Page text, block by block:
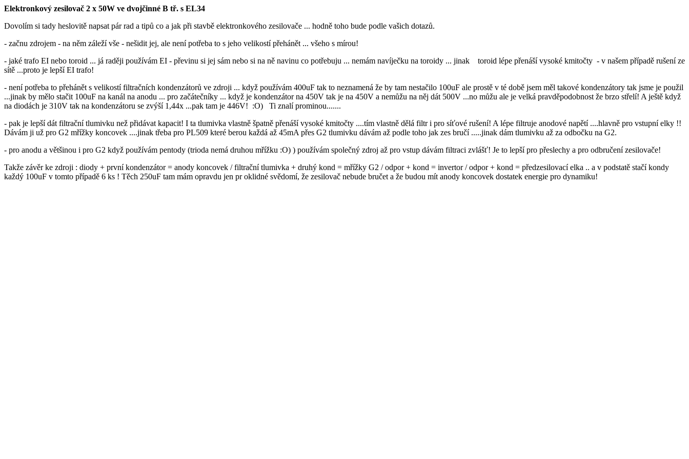
Elektronkový zesilovač 2 x 50W ve dvojčinné B tř. s EL34
Dovolím si tady heslovitě napsat pár rad a tipů co a jak při stavbě elektronkového zesilovače ... hodně toho bude podle vašich dotazů.
- začnu zdrojem - na něm záleží vše - nešidit jej, ale není potřeba to s jeho velikostí přehánět ... všeho s mírou!
- jaké trafo EI nebo toroid ... já raději používám EI - převinu si jej sám nebo si na ně navinu co potřebuju ... nemám navíječku na toroidy ... jinak toroid lépe přenáší vysoké kmitočty - v našem případě rušení ze
sítě ...proto je lepší EI trafo!
- není potřeba to přehánět s velikostí filtračních kondenzátorů ve zdroji ... když používám 400uF tak to neznamená že by tam nestačilo 100uF ale prostě v té době jsem měl takové kondenzátory tak jsme je použil
...jinak by mělo stačit 100uF na kanál na anodu ... pro začátečníky ... když je kondenzátor na 450V tak je na 450V a nemůžu na něj dát 500V ...no můžu ale je velká pravděpodobnost že brzo střelí! A ještě když
na diodách je 310V tak na kondenzátoru se zvýší 1,44x ...pak tam je 446V! :O) Ti znalí prominou.......
- pak je lepší dát filtrační tlumivku než přidávat kapacit! I ta tlumivka vlastně špatně přenáší vysoké kmitočty ....tím vlastně dělá filtr i pro síťové rušení! A lépe filtruje anodové napětí ....hlavně pro vstupní elky !!
Dávám ji už pro G2 mřížky koncovek ....jinak třeba pro PL509 které berou každá až 45mA přes G2 tlumivku dávám až podle toho jak zes bručí .....jinak dám tlumivku až za odbočku na G2.
- pro anodu a většinou i pro G2 když používám pentody (trioda nemá druhou mřížku :O) ) používám společný zdroj až pro vstup dávám filtraci zvlášť! Je to lepší pro přeslechy a pro odbručení zesilovače!
Takže závěr ke zdroji : diody + první kondenzátor = anody koncovek / filtrační tlumivka + druhý kond = mřížky G2 / odpor + kond = invertor / odpor + kond = předzesilovací elka .. a v podstatě stačí kondy
každý 100uF v tomto případě 6 ks ! Těch 250uF tam mám opravdu jen pr oklidné svědomí, že zesilovač nebude bručet a že budou mít anody koncovek dostatek energie pro dynamiku!